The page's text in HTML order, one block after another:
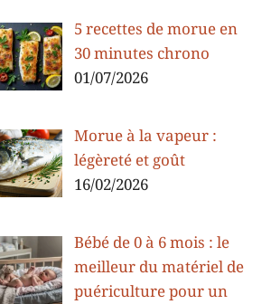
5 recettes de morue en
30 minutes chrono
01/07/2026
Morue à la vapeur :
légèreté et goût
16/02/2026
Bébé de 0 à 6 mois : le
meilleur du matériel de
puériculture pour un